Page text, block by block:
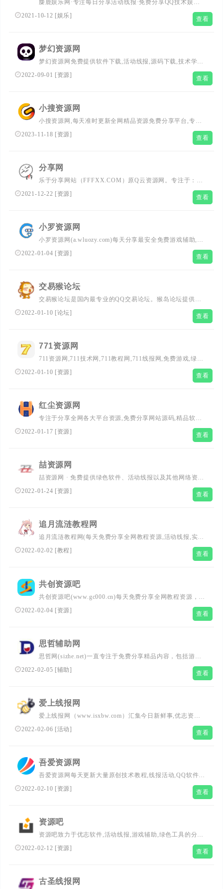
麋鹿娱乐网·专注每日分享活动线报·免费分享QQ技术娱乐·
免费分享破解游戏辅助外挂优志资源·项目资源·软件福利·技
术教程·免费源码,努力为各位网友呈现最好的资源·总之就是
2021-10-12 [娱乐] 查看
梦幻资源网
梦幻资源网免费提供软件下载,活动线报,源码下载,技术学
习,QQ头像,影视分享,seo优化,南红分享,打造全面热门资源
2022-09-01 [资源] 查看
小搜资源网
小搜资源网,每天准时更新全网精品资源免费分享平台,专注
网络活动线报,技术教程,自学教程,网站源码,技术导航,绿色
资源,包括绿色软件资源,办公资源,游戏图文攻略资源等,了
2023-11-18 [资源] 查看
分享网
乐于分享网站（FFFXX.COM）原Q云资源网。专注于：绿
色纯净手机电脑软件、实用在线网站推荐、活动线报、网站
2021-12-22 [资源] 查看
小罗资源网
小罗资源网(a.wluozy.com)每天分享最安全免费游戏辅助,精
品软件,QQ技术,电影抢先看,网站源码,编程资源,活动线报,
2022-01-04 [资源] 查看
交易猴论坛
交易猴论坛是国内最专业的QQ交易论坛。猴岛论坛提供虚
拟交易,实物交易,活动线报,QQ业务,电脑软件,CF交流,聊天
2022-01-10 [论坛] 查看
771资源网
711资源网,711技术网,711教程网,711线报网,免费游戏,绿色
软件,网站源码,qq技术,小刀娱乐网
2022-01-10 [资源] 查看
红尘资源网
专注于分享全网各大平台资源,免费分享网站源码,精品软件,
活动线报,技术教程,游戏助手,技术导航等资源,强大的免费
2022-01-17 [资源] 查看
喆资源网
喆资源网 · 免费提供绿色软件、活动线报以及其他网络资
源，好货不私藏！专注活动,软件,教程分享 - 总之就是网络
2022-01-24 [资源] 查看
追月流涟教程网
追月流涟教程网(每天免费分享全网教程资源,活动线报,实用
软件,QQ技术,视频教程等网络优志内容,致力打造网络技术
2022-02-02 [教程] 查看
共创资源吧
共创资源吧(www.gc000.cn)每天免费分享全网教程资源，活
动线报，实用软件，QQ技术等网络优志内容，致力打造全
2022-02-04 [资源] 查看
思哲辅助网
思哲网(sizhe.net)一直专注于免费分享精品内容，包括游戏
资讯网站源码QQ教程，每天坚持更新电脑软件活动线报，
2022-02-05 [辅助] 查看
爱上线报网
爱上线报网（www.isxbw.com）汇集今日新鲜事,优志资源,
精华热点资讯,热点新闻事件,内容含QQ资源,技术,活动,段
子,八卦,科技,汽车,历史,养生,游戏等多个类别,让有价值的信
2022-02-06 [活动] 查看
吾爱资源网
吾爱资源网每天更新大量原创技术教程,线报活动,QQ软件
等,欢迎各位小刀娱乐网的基佬访问学习,给QQ爱好者们带来
2022-02-10 [资源] 查看
资源吧
资源吧致力于优志软件,活动线报,游戏辅助,绿色工具的分享
发布.拥有全网刚更新电影资源,努力为广大网友提供优志绿
2022-02-12 [资源] 查看
古圣线报网